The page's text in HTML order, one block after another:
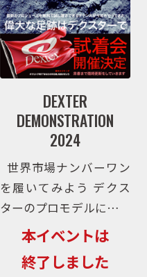
DEXTER
DEMONSTRATION
2024
世界市場ナンバーワン
を履いてみよう デクス
ターのプロモデルに待望
の2024年モデルが登
場！それを記念して、
2024年7月から2025年3
本イベントは
終了しました